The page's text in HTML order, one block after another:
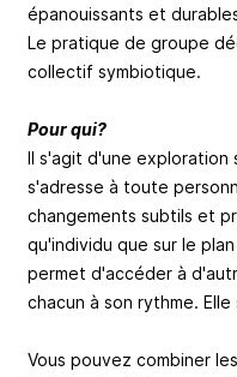
épanouissants et
Le pratique de groupe
collectif symbiotique.
Pour qui?
Il s'agit d'une exploration
s'adresse à toute
changements subtils et
qu'individu que sur le
permet d'accéder à
chacun à son rythme.
Vous pouvez combiner les